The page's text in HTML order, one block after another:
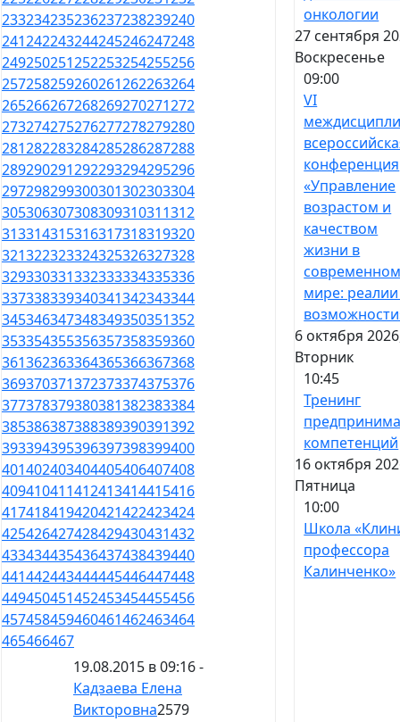
233234235236237238239240
241242243244245246247248
249250251252253254255256
257258259260261262263264
265266267268269270271272
273274275276277278279280
281282283284285286287288
289290291292293294295296
297298299300301302303304
305306307308309310311312
313314315316317318319320
321322323324325326327328
329330331332333334335336
337338339340341342343344
345346347348349350351352
353354355356357358359360
361362363364365366367368
369370371372373374375376
377378379380381382383384
385386387388389390391392
393394395396397398399400
401402403404405406407408
409410411412413414415416
417418419420421422423424
425426427428429430431432
433434435436437438439440
441442443444445446447448
449450451452453454455456
457458459460461462463464
465466467
19.08.2015 в 09:16 -
Кадзаева Елена
Викторовна2579
онкологии
27 сентября
Воскресенье
09:00
VI
конференция
«Управление
возрастом и
качеством
жизни в
мире:
6 октября
Вторник
10:45
Тренинг
компетенций
16 октября
Пятница
10:00
Школа
профессора
Калинченко»